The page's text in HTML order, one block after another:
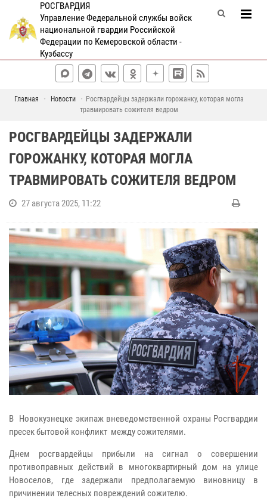
РОСГВАРДИЯ
Управление Федеральной службы войск
национальной гвардии Российской
Федерации по Кемеровской области -
Кузбассу
Главная Новости
Росгвардейцы задержали горожанку, которая могла
травмировать сожителя ведром
РОСГВАРДЕЙЦЫ ЗАДЕРЖАЛИ
ГОРОЖАНКУ, КОТОРАЯ МОГЛА
ТРАВМИРОВАТЬ СОЖИТЕЛЯ ВЕДРОМ
27 августа 2025, 11:22
В Новокузнецке экипаж вневедомственной охраны Росгвардии
пресек бытовой конфликт между сожителями.
Днем росгвардейцы прибыли на сигнал о совершении
противоправных действий в многоквартирный дом на улице
Новоселов, где задержали предполагаемую виновницу в
причинении телесных повреждений сожителю.